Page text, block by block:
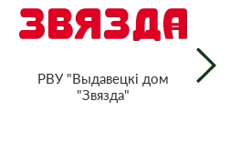
РВУ "Выдавецкі дом
"Звязда"